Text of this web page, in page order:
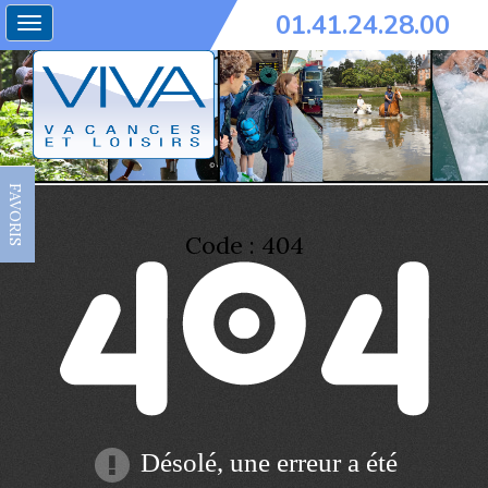
Toggle
navigation
01.41.24.28.00
FAVORIS Code : 404
Désolé, une erreur a été